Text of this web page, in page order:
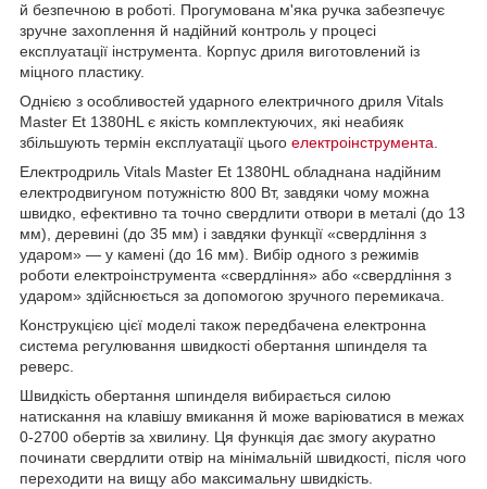
й безпечною в роботі. Прогумована м'яка ручка забезпечує
зручне захоплення й надійний контроль у процесі
експлуатації інструмента. Корпус дриля виготовлений із
міцного пластику.
Однією з особливостей ударного електричного дриля Vitals
Master Et 1380HL є якість комплектуючих, які неабияк
збільшують термін експлуатації цього електроінструмента
Електродриль Vitals Master Et 1380HL обладнана надійним
електродвигуном потужністю 800 Вт, завдяки чому можна
швидко, ефективно та точно свердлити отвори в металі (до 13
мм), деревині (до 35 мм) і завдяки функції «свердління з
ударом» — у камені (до 16 мм). Вибір одного з режимів
роботи електроінструмента «свердління» або «свердління з
ударом» здійснюється за допомогою зручного перемикача.
Конструкцією цієї моделі також передбачена електронна
система регулювання швидкості обертання шпинделя та
реверс.
Швидкість обертання шпинделя вибирається силою
натискання на клавішу вмикання й може варіюватися в межах
0-2700 обертів за хвилину. Ця функція дає змогу акуратно
починати свердлити отвір на мінімальній швидкості, після чого
переходити на вищу або максимальну швидкість.